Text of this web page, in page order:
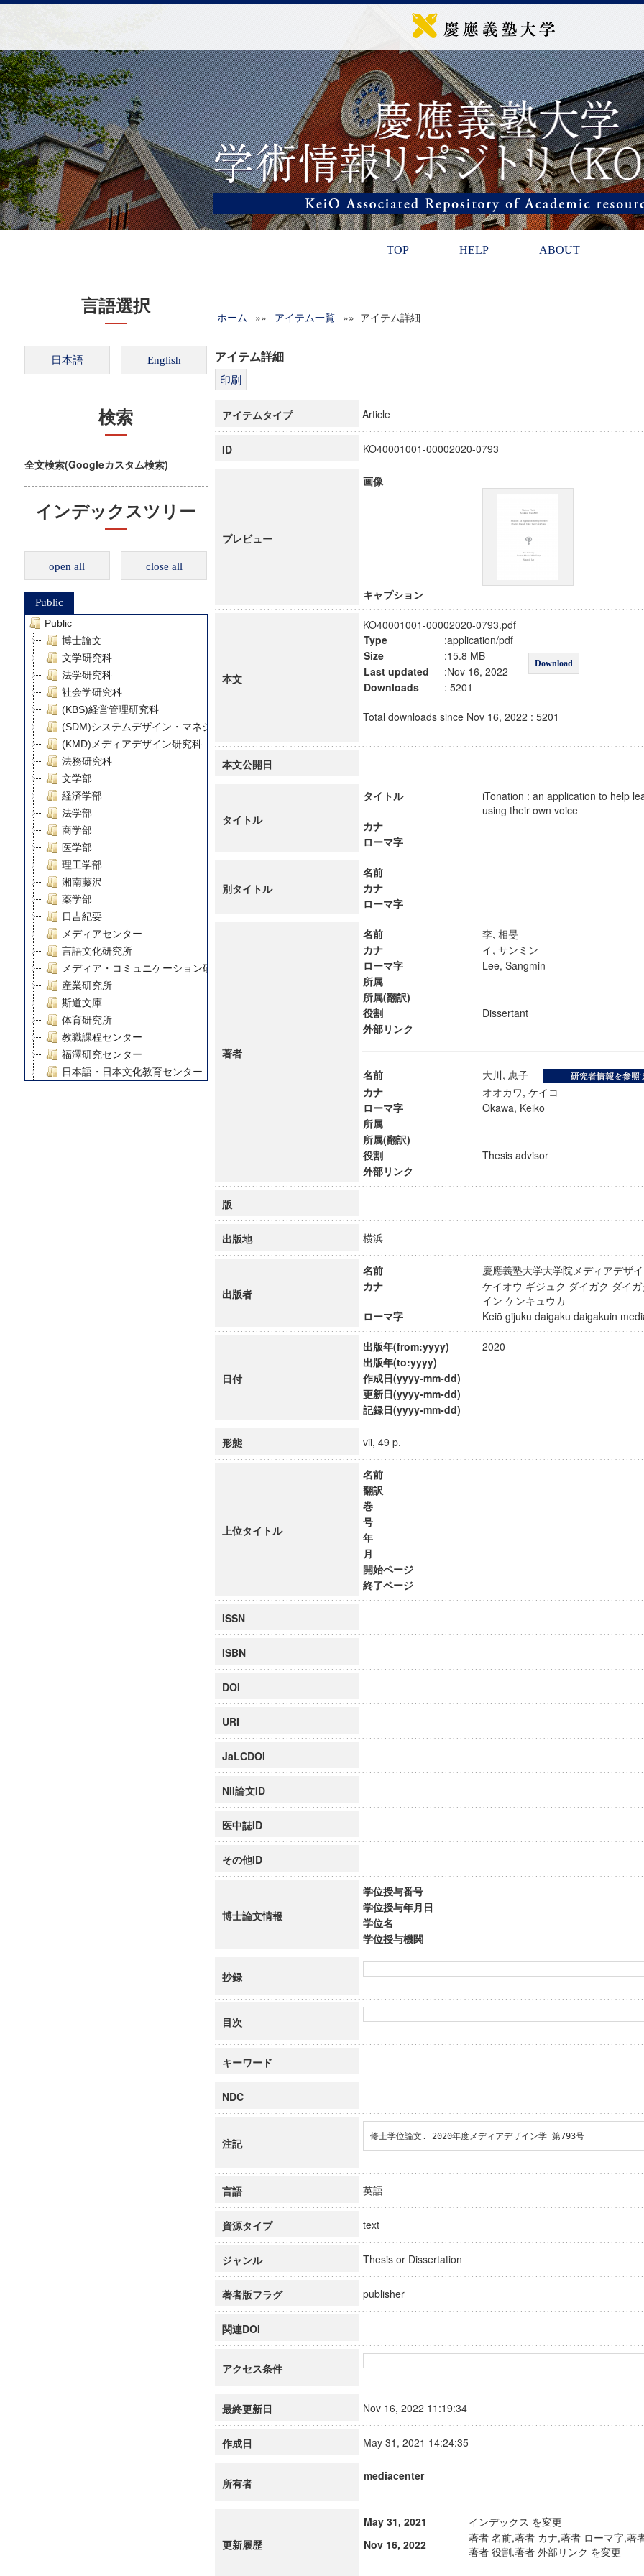
TOP HELP ABOUT
言語選択
検索
全文検索(Googleカスタム検索)
インデックスツリー
open all close all
Public
Public
博士論文
文学研究科
法学研究科
社会学研究科
(KBS)経営管理研究科
(SDM)システムデザイン・マネジメント研究科
(KMD)メディアデザイン研究科
法務研究科
文学部
経済学部
法学部
商学部
医学部
理工学部
湘南藤沢
薬学部
日吉紀要
メディアセンター
言語文化研究所
メディア・コミュニケーション研究所
産業研究所
斯道文庫
体育研究所
教職課程センター
福澤研究センター
日本語・日本文化教育センター
慶應義塾大学グローバルCOEプログラム市民社会ガバナンス教育研究センター
博士課程教育リーディングプログラム「超成熟社会発展のサイエンス」
ホーム »» アイテム一覧 »» アイテム詳細
アイテム詳細
アイテムタイプ Article
ID KO40001001-00002020-0793
プレビュー
画像
キャプション
本文
KO40001001-00002020-0793.pdf
Type
:application/pdf
Download
Size
:15.8 MB
Last updated
:Nov 16, 2022
Downloads
: 5201
Total downloads since Nov 16, 2022 : 5201
本文公開日
タイトル
タイトル
iTonation : an application to help
using their own voice
カナ
ローマ字
別タイトル
名前
カナ
ローマ字
著者
名前
李, 相旻
カナ
イ, サンミン
ローマ字
Lee, Sangmin
所属
所属(翻訳)
役割
Dissertant
外部リンク
名前
大川, 恵子
カナ
オオカワ, ケイコ
ローマ字
Ōkawa, Keiko
所属
所属(翻訳)
役割
Thesis advisor
外部リンク
版
出版地 横浜
出版者
名前
慶應義塾大学大学院メディアデザ
カナ
ケイオウ ギジュク ダイガク ダイ
イン ケンキュウカ
ローマ字
Keiō gijuku daigaku daigakuin
日付
出版年(from:yyyy)
2020
出版年(to:yyyy)
作成日(yyyy-mm-dd)
更新日(yyyy-mm-dd)
記録日(yyyy-mm-dd)
形態 vii, 49 p.
上位タイトル
名前
翻訳
巻
号
年
月
開始ページ
終了ページ
ISSN
ISBN
DOI
URI
JaLCDOI
NII論文ID
医中誌ID
その他ID
博士論文情報
学位授与番号
学位授与年月日
学位名
学位授与機関
抄録
目次
キーワード
NDC
注記
修士学位論文. 2020年度メディアデザイン学 第793号
言語 英語
資源タイプ text
ジャンル Thesis or Dissertation
著者版フラグ publisher
関連DOI
アクセス条件
最終更新日 Nov 16, 2022 11:19:34
作成日 May 31, 2021 14:24:35
所有者
mediacenter
更新履歴
May 31, 2021
インデックス を変更
Nov 16, 2022
著者 名前,著者 カナ,著者 ローマ字,著
著者 役割,著者 外部リンク を変更